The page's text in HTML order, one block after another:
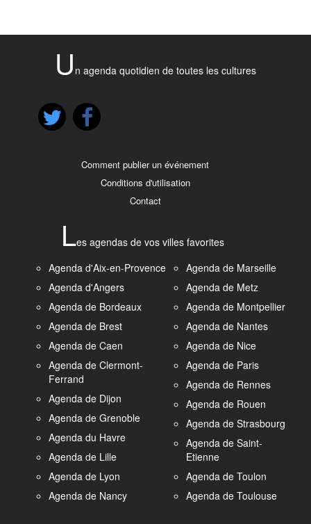
U n agenda quotidien de toutes les cultures
Comment publier un événement
Conditions d'utilisation
Contact
Les agendas de vos villes favorites
Agenda d'Aix-en-Provence
Agenda d'Angers
Agenda de Bordeaux
Agenda de Brest
Agenda de Caen
Agenda de Clermont-
Ferrand
Agenda de Dijon
Agenda de Grenoble
Agenda du Havre
Agenda de Lille
Agenda de Lyon
Agenda de Nancy
Agenda de Marseille
Agenda de Metz
Agenda de Montpellier
Agenda de Nantes
Agenda de Nice
Agenda de Paris
Agenda de Rennes
Agenda de Rouen
Agenda de Strasbourg
Agenda de Saint-
Etienne
Agenda de Toulon
Agenda de Toulouse